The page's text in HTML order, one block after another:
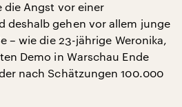
die Angst vor einer
deshalb gehen vor allem junge
– wie die 23-jährige Weronika,
Demo in Warschau Ende
nach Schätzungen 100.000